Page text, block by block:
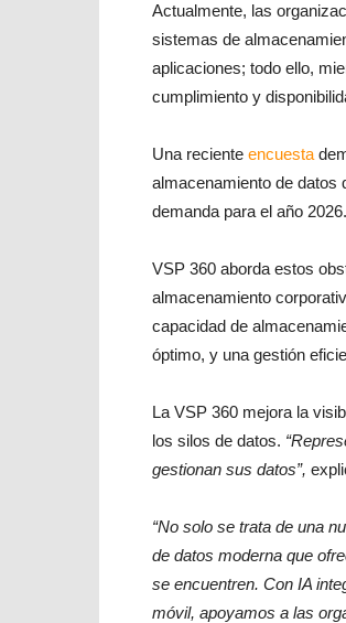
Actualmente, las
sistemas de
aplicaciones; todo ello,
cumplimiento y
Una reciente encuesta
almacenamiento de datos
demanda para el año 2026.
VSP 360 aborda estos
almacenamiento
capacidad de
óptimo, y una gestión
La VSP 360 mejora la
los silos de datos.
gestionan sus datos”,
“No solo se trata de una
de datos moderna que
se encuentren. Con IA
móvil, apoyamos a las